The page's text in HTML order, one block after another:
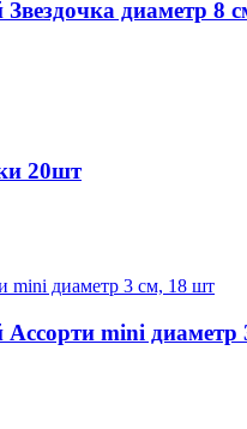
диаметр 8
20шт
mini диаметр